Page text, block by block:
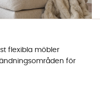
flexibla möbler
för
den som